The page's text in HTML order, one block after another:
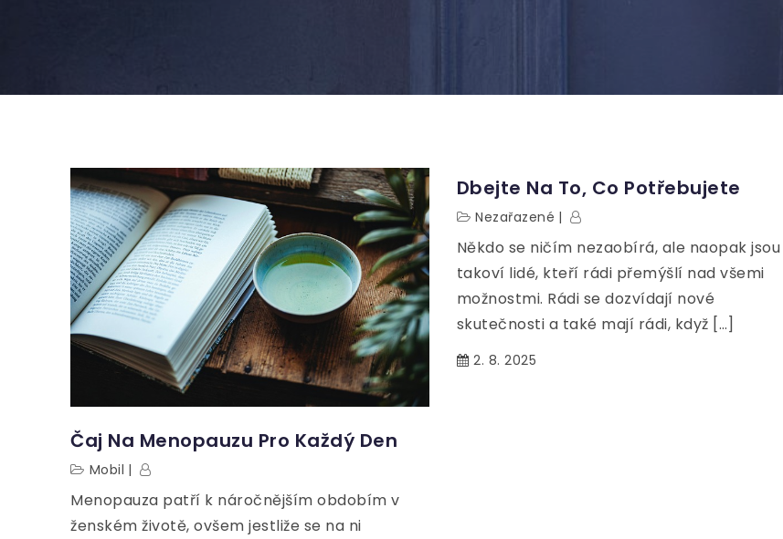
Čaj Na Menopauzu Pro Každý Den
Mobil
Menopauza patří k náročnějším obdobím v
ženském životě, ovšem jestliže se na ni
Dbejte Na To, Co Potřebujete
Nezařazené
Někdo se ničím nezaobírá, ale naopak jsou
takoví lidé, kteří rádi přemýšlí nad všemi
možnostmi. Rádi se dozvídají nové
skutečnosti a také mají rádi, když […]
2. 8. 2025